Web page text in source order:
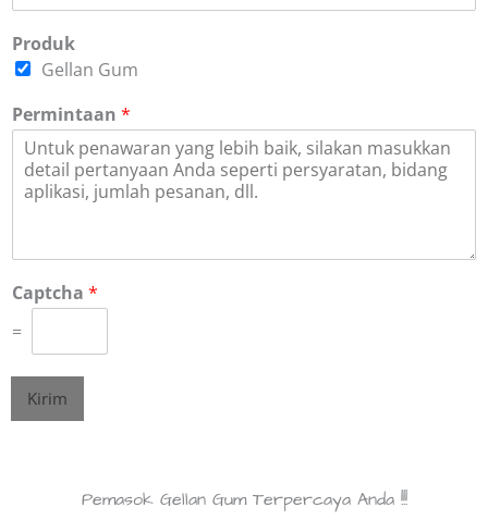
Produk
Gellan Gum
Permintaan *
Captcha *
=
Kirim
Pemasok Gellan Gum Terpercaya Anda !!!